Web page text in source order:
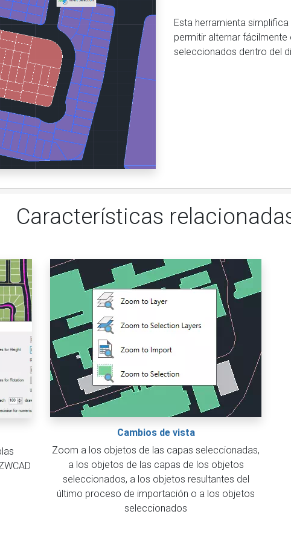
Esta herramienta
permitir alternar
seleccionados dentro del
Características
Cambios de vista
Zoom a los objetos de las capas seleccionadas,
a los objetos de las capas de los objetos
seleccionados, a los objetos resultantes del
último proceso de importación o a los objetos
seleccionados